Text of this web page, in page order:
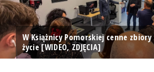
W Książnicy Pomorskiej cenne
życie [WIDEO, ZDJĘCIA]